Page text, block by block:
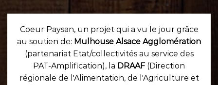
Coeur Paysan, un projet qui a vu le jour grâce
au soutien de: Mulhouse Alsace Agglomération
(partenariat Etat/collectivités au service des
PAT-Amplification), la DRAAF (Direction
régionale de l'Alimentation, de l'Agriculture et